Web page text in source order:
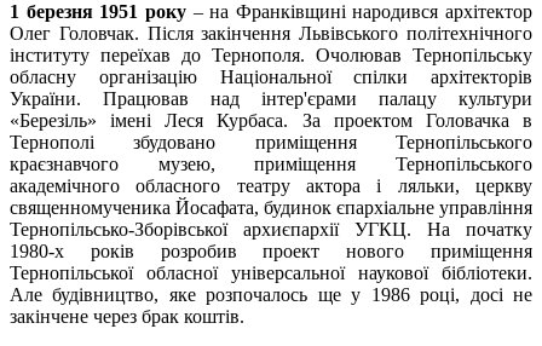
1 березня 1951 року– на Франківщині народився архітектор
Олег Головчак. Після закінчення Львівського політехнічного
інституту переїхав до Тернополя. Очолював Тернопільську
обласну організацію Національної спілки архітекторів
України. Працював над інтер'єрами палацу культури
«Березіль» імені Леся Курбаса. За проектом Головачка в
Тернополі збудовано приміщення Тернопільського
краєзнавчого музею, приміщення Тернопільського
академічного обласного театру актора і ляльки, церкву
священномученика Йосафата, будинок єпархіальне управління
Тернопільсько-Зборівської архиєпархії УГКЦ. На початку
1980-х років розробив проект нового приміщення
Тернопільської обласної універсальної наукової бібліотеки.
Але будівництво, яке розпочалось ще у 1986 році, досі не
закінчене через брак коштів.